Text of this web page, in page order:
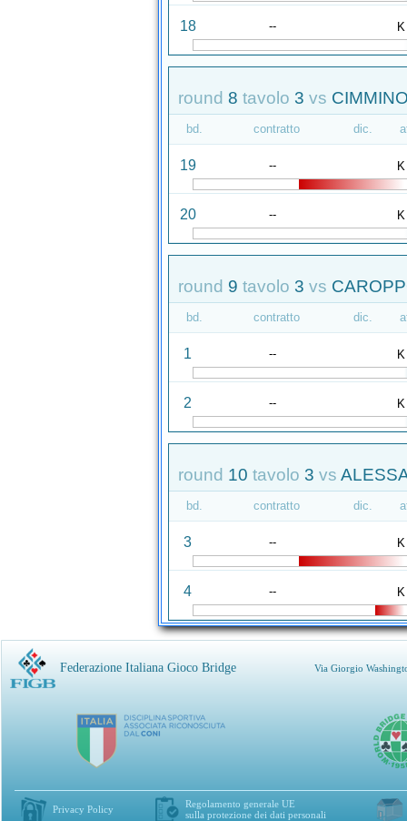
18 -- K
round 8 tavolo 3 vs
bd. contratto dic.
19 -- K
20 -- K
round 9 tavolo 3 vs
bd. contratto dic.
1 -- K
2 -- K
round 10 tavolo 3 vs
bd. contratto dic.
3 -- K
4 -- K
Federazione Italiana Gioco Bridge Via Giorgio
Privacy Policy
Regolamento generale UE
sulla protezione dei dati personali